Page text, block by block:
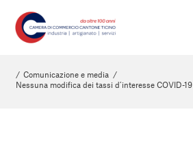
/ Comunicazione e media /
Nessuna modifica dei tassi d’interesse COVID-19